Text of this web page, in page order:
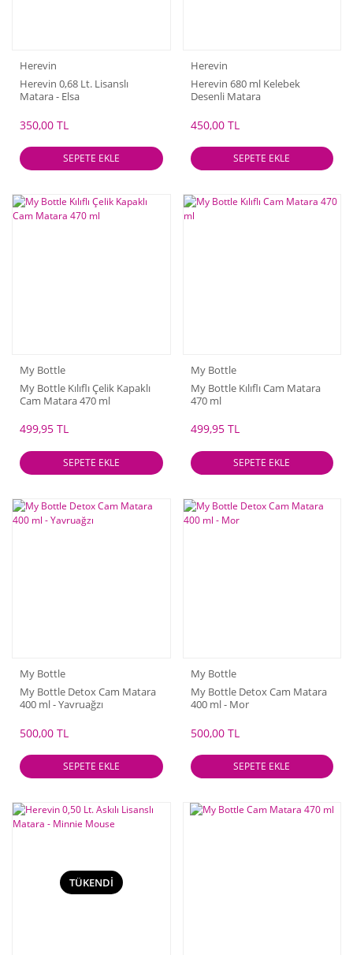
Herevin
Herevin 0,68 Lt. Lisanslı
Matara - Elsa
350,00 TL
SEPETE EKLE
Herevin
Herevin 680 ml Kelebek
Desenli Matara
450,00 TL
SEPETE EKLE
My Bottle
My Bottle Kılıflı Çelik Kapaklı
Cam Matara 470 ml
499,95 TL
SEPETE EKLE
My Bottle
My Bottle Kılıflı Cam Matara
470 ml
499,95 TL
SEPETE EKLE
My Bottle
My Bottle Detox Cam Matara
400 ml - Yavruağzı
500,00 TL
SEPETE EKLE
My Bottle
My Bottle Detox Cam Matara
400 ml - Mor
500,00 TL
SEPETE EKLE
TÜKENDİ